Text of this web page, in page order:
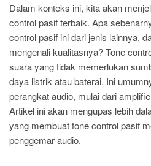
Dalam konteks ini, kita akan
control pasif terbaik. Apa
control pasif ini dari jenis lainnya,
mengenali kualitasnya? Tone
suara yang tidak memerlukan
daya listrik atau baterai. Ini
perangkat audio, mulai dari
Artikel ini akan mengupas lebih
yang membuat tone control pasif
penggemar audio.